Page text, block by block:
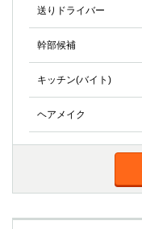
送りドライバー
幹部候補
キッチン(バイト)
ヘアメイク